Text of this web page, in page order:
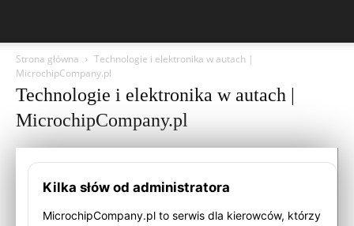
Strona główna
Technologie i elektronika w autach |
MicrochipCompany.pl
Technologie i elektronika w autach |
MicrochipCompany.pl
Kilka słów od administratora
MicrochipCompany.pl to serwis dla kierowców, którzy